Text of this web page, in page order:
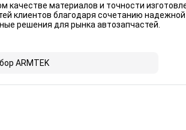
материалов и точности
клиентов благодаря сочетанию
решения для рынка автозапчастей.
ARMTEK